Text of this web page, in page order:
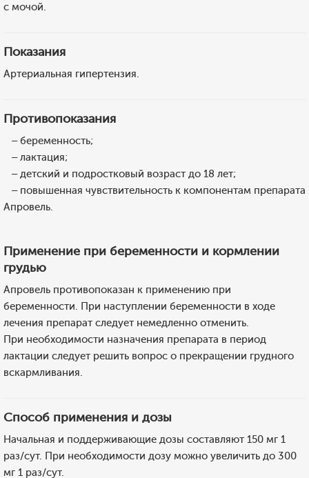
с мочой.
Показания
Артериальная гипертензия.
Противопоказания
– беременность;
– лактация;
– детский и подростковый возраст до 18 лет;
– повышенная чувствительность к компонентам препарата
Апровель.
Применение при беременности и кормлении
грудью
Апровель противопоказан к применению при
беременности. При наступлении беременности в ходе
лечения препарат следует немедленно отменить.
При необходимости назначения препарата в период
лактации следует решить вопрос о прекращении грудного
вскармливания.
Способ применения и дозы
Начальная и поддерживающие дозы составляют 150 мг 1
раз/сут. При необходимости дозу можно увеличить до 300
мг 1 раз/сут.